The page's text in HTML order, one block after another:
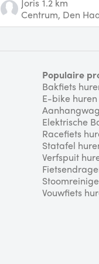
speakers. Wielen zijn
kaduuk dus hij st
Joris 1.2 km
Centrum, Den
Populaire
Bakfiets
E-bike
Elektrische
Racefiets
Statafel
Verfspuit
Vouwfiets